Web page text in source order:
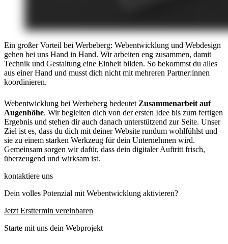
Ein großer Vorteil bei Werbeberg: Webentwicklung und Webdesign
gehen bei uns Hand in Hand. Wir arbeiten eng zusammen, damit
Technik und Gestaltung eine Einheit bilden. So bekommst du alles
aus einer Hand und musst dich nicht mit mehreren Partner:innen
koordinieren.
Webentwicklung bei Werbeberg bedeutet Zusammenarbeit auf
Augenhöhe. Wir begleiten dich von der ersten Idee bis zum fertigen
Ergebnis und stehen dir auch danach unterstützend zur Seite. Unser
Ziel ist es, dass du dich mit deiner Website rundum wohlfühlst und
sie zu einem starken Werkzeug für dein Unternehmen wird.
Gemeinsam sorgen wir dafür, dass dein digitaler Auftritt frisch,
überzeugend und wirksam ist.
kontaktiere uns
Dein volles Potenzial mit Webentwicklung aktivieren?
Jetzt Ersttermin vereinbaren
Starte mit uns dein Webprojekt